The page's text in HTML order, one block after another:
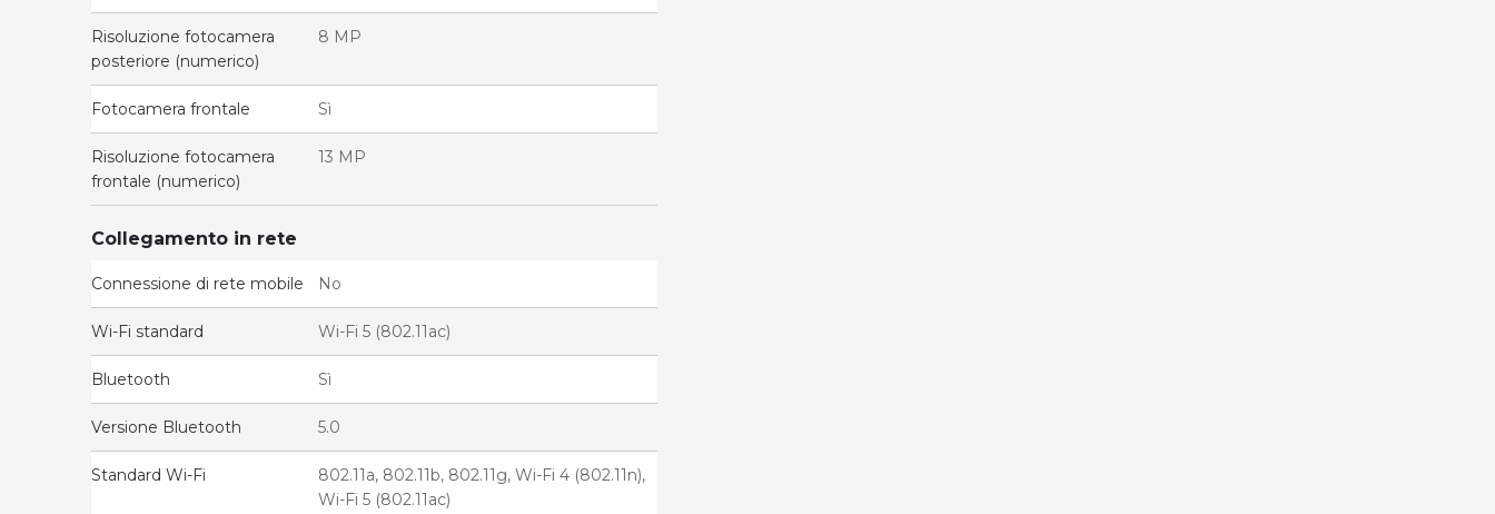
Risoluzione fotocamera
posteriore (numerico)
8 MP
Fotocamera frontale Sì
Risoluzione fotocamera
frontale (numerico)
13 MP
Collegamento in rete
Connessione di rete mobile No
Wi-Fi standard Wi-Fi 5 (802.11ac)
Bluetooth Sì
Versione Bluetooth 5.0
Standard Wi-Fi
802.11a, 802.11b, 802.11g, Wi-Fi 4 (802.11n),
Wi-Fi 5 (802.11ac)